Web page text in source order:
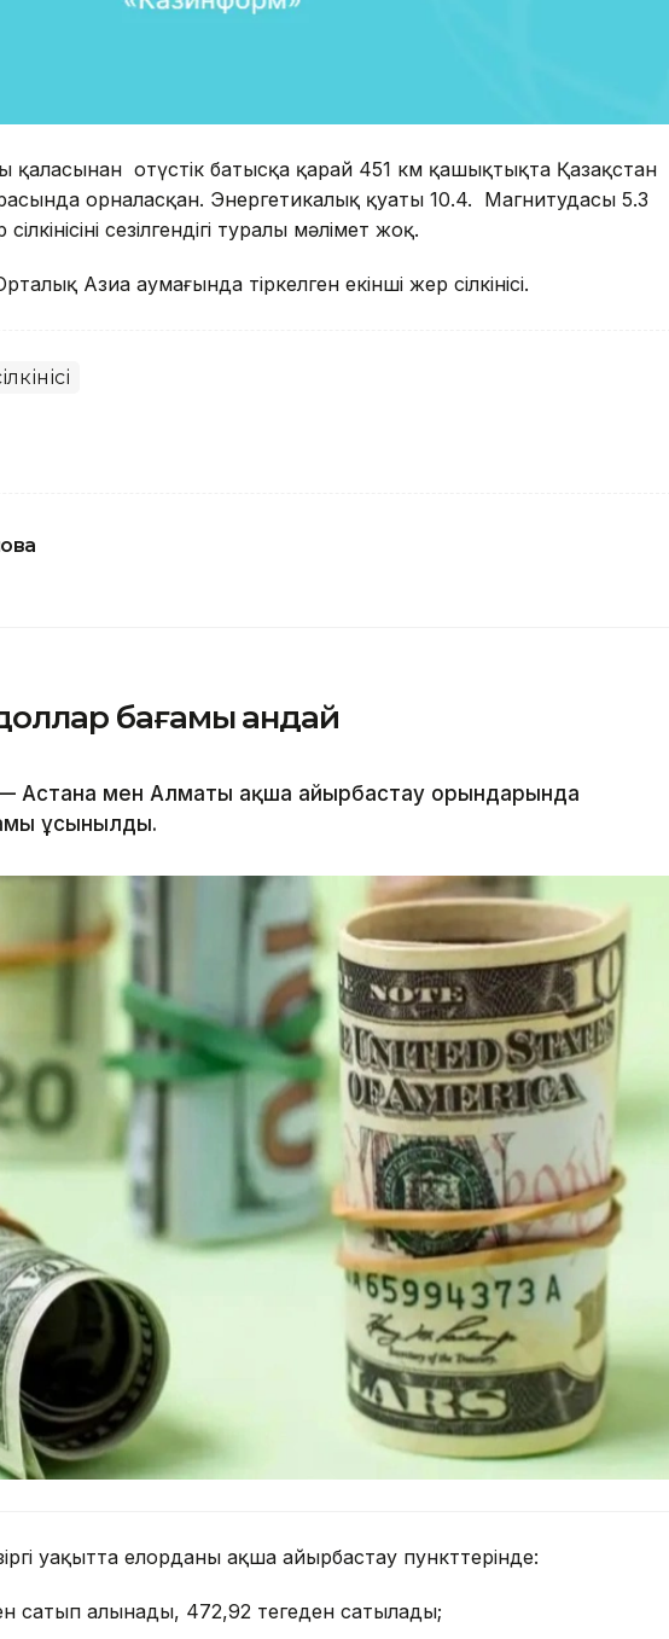
қаласынан оңтүстік батысқа қарай 451 км қашықтықта Қазақстан
орналасқан. Энергетикалық қуаты 10.4. Магнитудасы 5.3
сезілгендігі туралы мәлімет жоқ.
Азиа аумағында тіркелген екінші жер сілкінісі.
бағамы қандай
Астана мен Алматы ақша айырбастау орындарында
ұсынылды.
уақытта елорданың ақша айырбастау пункттерінде:
сатып алынады, 472,92 теңгеден сатылады;